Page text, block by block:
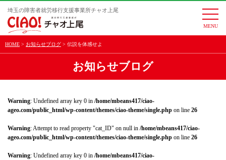
埼玉の障害者就労移行支援事業所チャオ上尾
HOME お知らせブログ 伝説を体感せよ
お知らせブログ
Warning: Undefined array key 0 in /home/mbeans417/ciao-
ageo.com/public_html/wp-content/themes/ciao-theme/single.php on line 26
Warning: Attempt to read property "cat_ID" on null in /home/mbeans417/ciao-
ageo.com/public_html/wp-content/themes/ciao-theme/single.php on line 26
Warning: Undefined array key 0 in /home/mbeans417/ciao-